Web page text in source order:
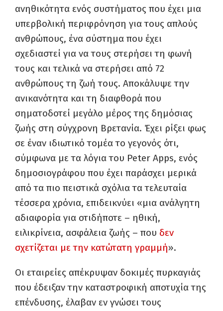
ανηθικότητα ενός συστήματος που έχει μια
υπερβολική περιφρόνηση για τους απλούς
ανθρώπους, ένα σύστημα που έχει
σχεδιαστεί για να τους στερήσει τη φωνή
τους και τελικά να στερήσει από 72
ανθρώπους τη ζωή τους. Αποκάλυψε την
ανικανότητα και τη διαφθορά που
σηματοδοτεί μεγάλο μέρος της δημόσιας
ζωής στη σύγχρονη Βρετανία. Έχει ρίξει φως
σε έναν ιδιωτικό τομέα το γεγονός ότι,
σύμφωνα με τα λόγια του Peter Apps, ενός
δημοσιογράφου που έχει παράσχει μερικά
από τα πιο πειστικά σχόλια τα τελευταία
τέσσερα χρόνια, επιδεικνύει «μια ανάλγητη
αδιαφορία για οτιδήποτε – ηθική,
ειλικρίνεια, ασφάλεια ζωής – που δεν
σχετίζεται με την κατώτατη γραμμή».
Οι εταιρείες απέκρυψαν δοκιμές πυρκαγιάς
που έδειξαν την καταστροφική αποτυχία της
επένδυσης, έλαβαν εν γνώσει τους